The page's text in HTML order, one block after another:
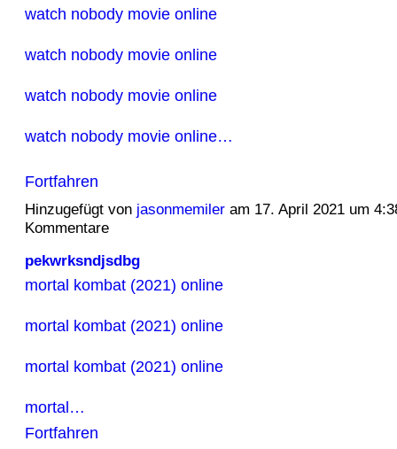
watch nobody movie online
watch nobody movie online
watch nobody movie online
watch nobody movie online…
Fortfahren
Hinzugefügt von jasonmemileram 17. April 2021 um
Kommentare
pekwrksndjsdbg
mortal kombat (2021) online
mortal kombat (2021) online
mortal kombat (2021) online
mortal…
Fortfahren